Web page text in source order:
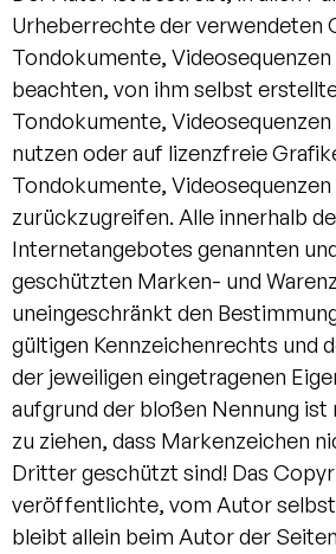
Urheberrechte der verwendeten
Tondokumente, Videosequenzen
beachten, von ihm selbst
Tondokumente, Videosequenzen
nutzen oder auf lizenzfreie
Tondokumente,
zurückzugreifen. Alle innerhalb
Internetangebotes genannten
geschützten Marken- und
uneingeschränkt den
gültigen Kennzeichenrechts und
der jeweiligen eingetragenen
aufgrund der bloßen Nennung ist
zu ziehen, dass Markenzeichen
Dritter geschützt sind! Das
veröffentlichte, vom Autor
bleibt allein beim Autor der